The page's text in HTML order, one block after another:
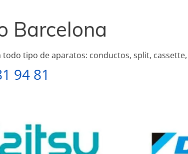
Barcelona
tipo de aparatos: conductos, split,
94 81